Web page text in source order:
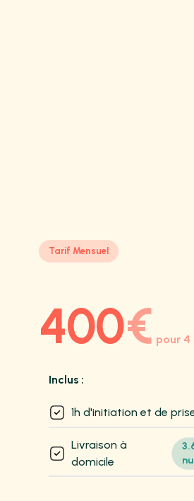
Tarif Mensuel
400€ pour 4
Inclus :
1h d'initiation et de
Livraison à
domicile